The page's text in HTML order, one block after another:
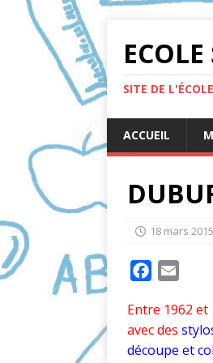
SITE DE
ACCUEIL
18 mars 2015
c
e
b
a
i
Entre 1962
avec des
découpe et